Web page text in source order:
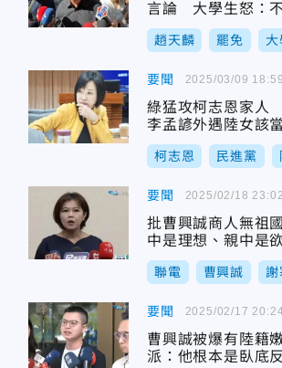
言論 大學生怒：
趙天麟 罷免 大
要聞
綠猛攻柯志恩家人
李孟諺外遇陸女該
柯志恩 民進黨
2025/03/09 18:59
要聞
批曹興誠商人無祖
中是理想、親中是
聯電 曹興誠 謝
2025/02/18 23:02
要聞
曹興誠被爆有陸籍
派：他根本是臥底
2025/02/17 20:24